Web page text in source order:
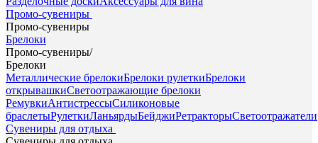
Промо-сувениры
Промо-сувениры
Брелоки
Промо-сувениры/
Брелоки
Металлические брелокиБрелоки рулеткиБрелоки
открывашкиСветоотражающие брелоки
РемувкиАнтистрессыСиликоновые
браслетыРулеткиЛаньярдыБейджиРетракторыСветоотражатели
Сувениры для отдыха